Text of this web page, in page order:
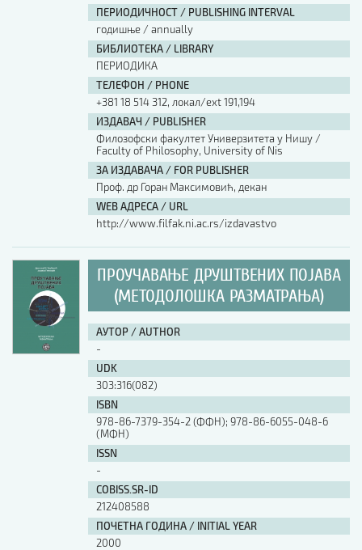
ПЕРИОДИЧНОСТ / PUBLISHING INTERVAL
годишње / annually
БИБЛИОТЕКА / LIBRARY
ПЕРИОДИКА
ТЕЛЕФОН / PHONE
+381 18 514 312, локал/ext 191,194
ИЗДАВАЧ / PUBLISHER
Филозофски факултет Универзитета у Нишу /
Faculty of Philosophy, University of Nis
ЗА ИЗДАВАЧА / FOR PUBLISHER
Проф. др Горан Максимовић, декан
WEB АДРЕСА / URL
http://www.filfak.ni.ac.rs/izdavastvo
ПРОУЧАВАЊЕ ДРУШТВЕНИХ ПОЈАВА
(МЕТОДОЛОШКА РАЗМАТРАЊА)
АУТОР / AUTHOR
-
UDK
303:316(082)
ISBN
978-86-7379-354-2 (ФФН); 978-86-6055-048-6
(МФН)
ISSN
-
COBISS.SR-ID
212408588
ПОЧЕТНА ГОДИНА / INITIAL YEAR
2000